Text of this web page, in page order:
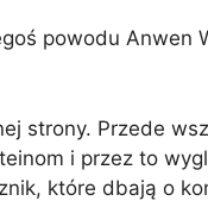
powodu Anwen
strony. Przede
i przez to
które dbają o